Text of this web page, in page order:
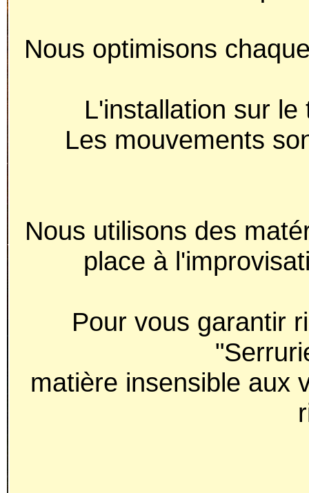
Nous optimisons
L'installation sur
Les mouvements
Nous utilisons des
place à
Pour vous garantir
matière insensible aux